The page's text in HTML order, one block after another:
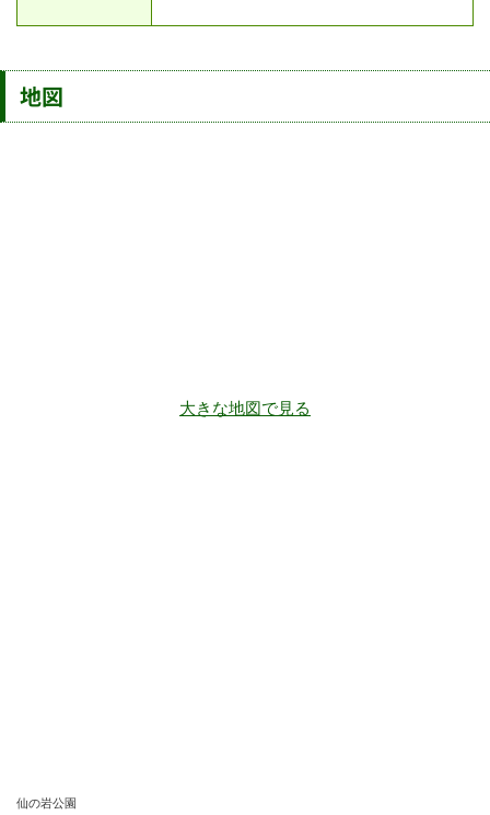
地図
大きな地図で見る
仙の岩公園